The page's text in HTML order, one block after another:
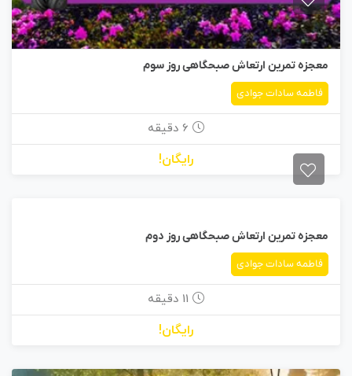
معجزه تمرین ارتعاش صبحگاهی روز سوم
فاطمه سادات جوادی
6 دقیقه
رایگان!
معجزه تمرین ارتعاش صبحگاهی روز دوم
فاطمه سادات جوادی
11 دقیقه
رایگان!